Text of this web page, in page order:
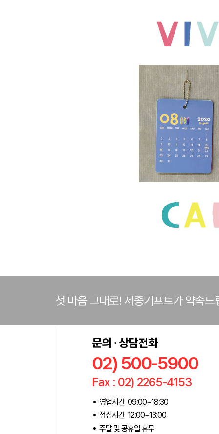
첫 마음 그대로! 세종기프트가 약속드
문의 · 상담전화
02) 500-5900
Fax : 02) 2265-4153
영업시간 09:00~18:30
점심시간 12:00~13:00
주말 및 공휴일 휴무